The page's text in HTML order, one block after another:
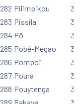
282
283
284
285
286
287
288
Pilimpikou
Pissila
Pô
Pobé-Mégao
Pompoï
Poura
Pouytenga